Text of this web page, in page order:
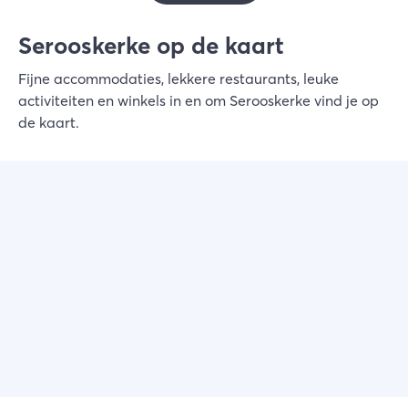
Serooskerke op de kaart
Fijne accommodaties, lekkere restaurants, leuke
activiteiten en winkels in en om Serooskerke vind je op
de kaart.